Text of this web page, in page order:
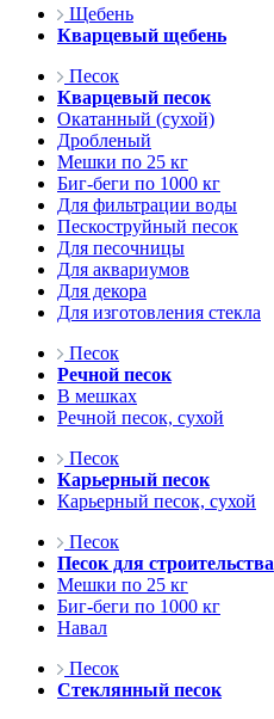
Щебень
Кварцевый щебень
Песок
Кварцевый песок
Окатанный (сухой)
Дробленый
Мешки по 25 кг
Биг-беги по 1000 кг
Для фильтрации воды
Пескоструйный песок
Для песочницы
Для аквариумов
Для декора
Для изготовления стекла
Песок
Речной песок
В мешках
Речной песок, сухой
Песок
Карьерный песок
Карьерный песок, сухой
Песок
Песок для строительства
Мешки по 25 кг
Биг-беги по 1000 кг
Навал
Песок
Стеклянный песок